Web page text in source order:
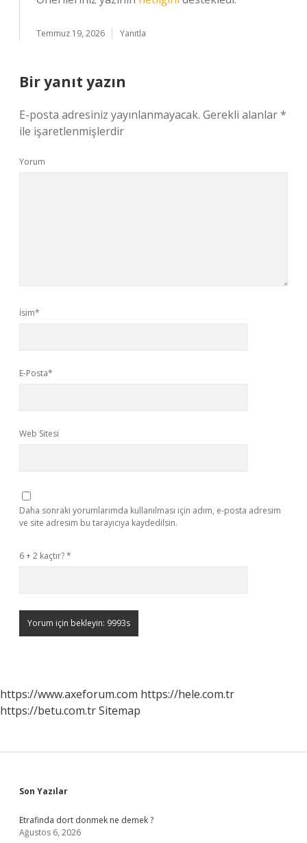
Temmuz 19, 2026 Yanıtla
Bir yanıt yazın
E-posta adresiniz yayınlanmayacak. Gerekli alanlar*
ile işaretlenmişlerdir
Yorum
İsim*
E-Posta*
Web Sitesi
Daha sonraki yorumlarımda kullanılması için adım, e-posta adresim
ve site adresim bu tarayıcıya kaydedilsin.
6 + 2 kaçtır?*
https://www.axeforum.com https://hele.com.tr
https://betu.com.trSitemap
Sidebar
Son Yazılar
Etrafinda dort donmek ne demek ?
Ağustos 6, 2026